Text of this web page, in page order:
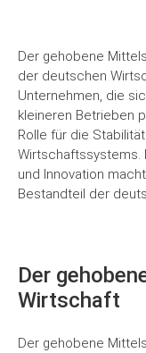
Der gehobene
der deutschen
Unternehmen, die
kleineren Betrieben
Rolle für die
Wirtschaftssystems.
und Innovation
Bestandteil der
Der
Wirtschaft
Der gehobene